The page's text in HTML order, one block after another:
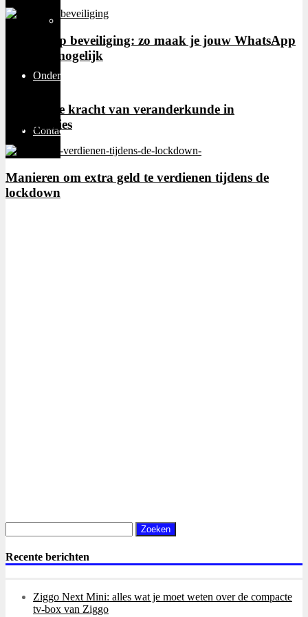
Thuiswerken
Ondernemen
Contact
WhatsApp beveiliging: zo maak je jouw WhatsApp
zo veilig mogelijk
Ontdek de kracht van veranderkunde in
organisaties
Manieren om extra geld te verdienen tijdens de
lockdown
naar:
Recente berichten
Ziggo Next Mini: alles wat je moet weten over de compacte
tv-box van Ziggo